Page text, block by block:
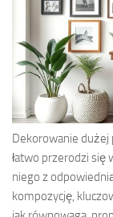
Dekorowanie
łatwo przerodzi się
niego z
kompozycję,